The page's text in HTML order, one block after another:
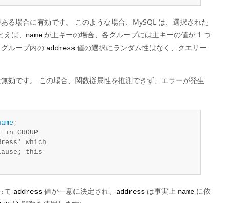
る場合に有効です。 このような場合、MySQL は、選択された
ば、
name が主キーの場合、各グループには主キーの値が 1 つ
ループ内の address 値の選択にランダム性はなく、クエリー
効です。 この場合、関数従属性を推測できず、エラーが発生
;
GROUP
which
this
て address 値が一意に決定され、 address は事実上 name に依